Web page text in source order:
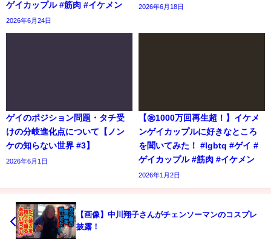
ゲイカップル #筋肉 #イケメン
2026年6月24日
2026年6月18日
ゲイのポジション問題・タチ受
けの分岐進化点について【ノン
ケの知らない世界 #3】
2026年6月1日
【㊗️1000万回再生超！】イケメ
ンゲイカップルに好きなところ
を聞いてみた！ #lgbtq #ゲイ #
ゲイカップル #筋肉 #イケメン
2026年1月2日
【画像】中川翔子さんがチェンソーマンのコスプレ
披露！